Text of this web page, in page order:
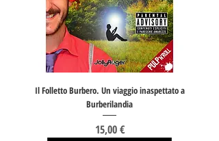
Il Folletto Burbero. Un viaggio inaspettato a
Burberilandia
Prezzo
15,00 €